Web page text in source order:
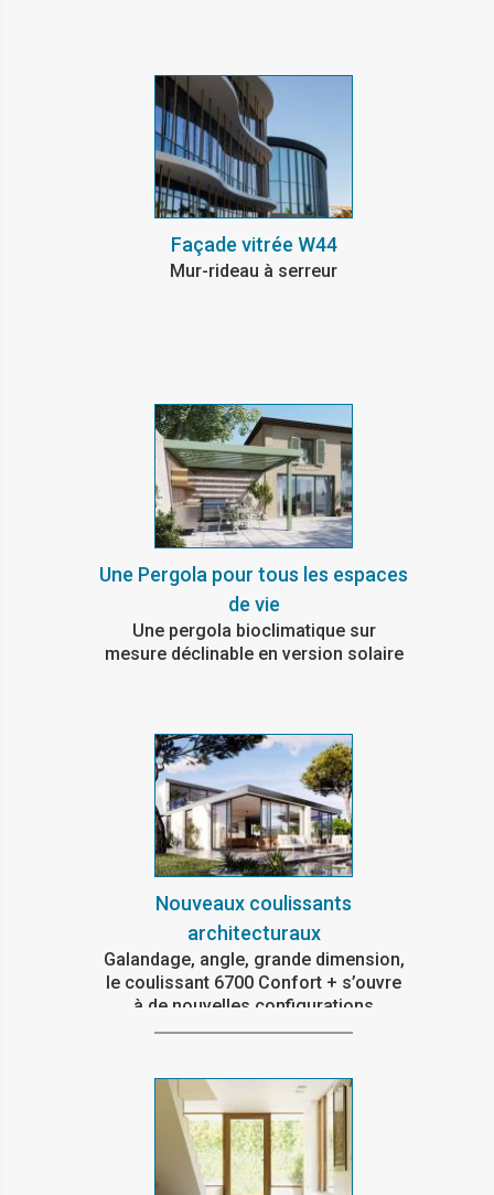
Façade vitrée W44
Mur-rideau à serreur
Une Pergola pour tous les espaces
de vie
Une pergola bioclimatique sur
mesure déclinable en version solaire
Nouveaux coulissants
architecturaux
Galandage, angle, grande dimension,
le coulissant 6700 Confort + s’ouvre
à de nouvelles configurations